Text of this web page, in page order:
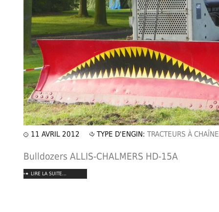
11 AVRIL 2012 TYPE D'ENGIN: TRACTEURS À
Bulldozers ALLIS-CHALMERS HD-15A
LIRE LA SUITE...